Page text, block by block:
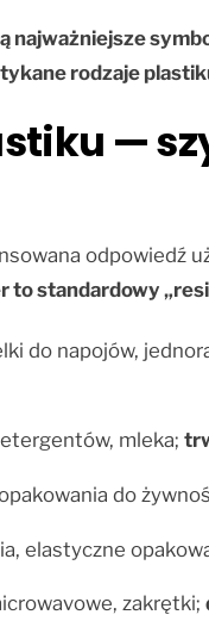
najważniejsze
rodzaje
—
odpowiedź
to standardowy
do napojów,
mleka;
do
elastyczne
zakrętki;